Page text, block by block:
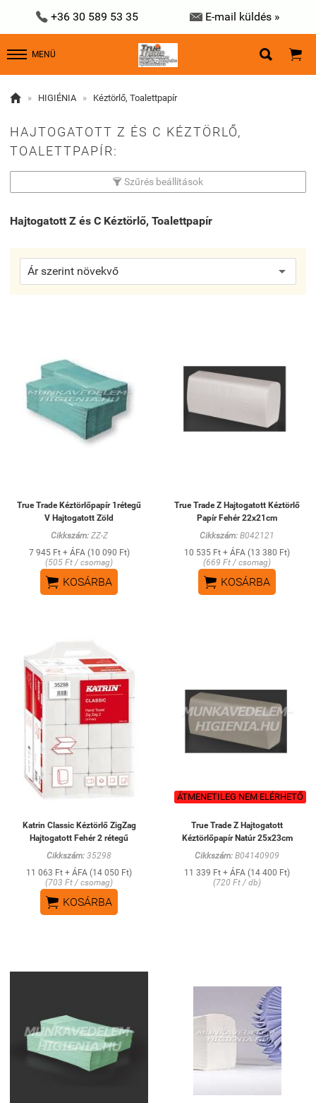
 +36 30 589 53 35  E-mail küldés »
MENÜ  
 » HIGIÉNIA » Kéztörlő, Toalettpapír
HAJTOGATOTT Z ÉS C KÉZTÖRLŐ,
TOALETTPAPÍR:
 Szűrés beállítások
Hajtogatott Z és C Kéztörlő, Toalettpapír
True Trade Kéztörlőpapír 1rétegű
V Hajtogatott Zöld
Cikkszám:ZZ-Z
7 945 Ft + ÁFA (10 090 Ft)
(505 Ft / csomag)
 KOSÁRBA
True Trade Z Hajtogatott Kéztörlő
Papír Fehér 22x21cm
Cikkszám: B042121
10 535 Ft + ÁFA (13 380 Ft)
(669 Ft / csomag)
 KOSÁRBA
Katrin Classic Kéztörlő ZigZag
Hajtogatott Fehér 2 rétegű
Cikkszám: 35298
11 063 Ft + ÁFA (14 050 Ft)
(703 Ft / csomag)
 KOSÁRBA
ÁTMENETILEG NEM ELÉRHETŐ
True Trade Z Hajtogatott
Kéztörlőpapír Natúr 25x23cm
Cikkszám: B04140909
11 339 Ft + ÁFA (14 400 Ft)
(720 Ft / db)